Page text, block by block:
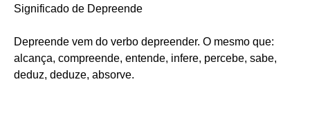
Significado de Depreende
Depreende vem do verbo depreender. O mesmo que:
alcança, compreende, entende, infere, percebe, sabe,
deduz, deduze, absorve.